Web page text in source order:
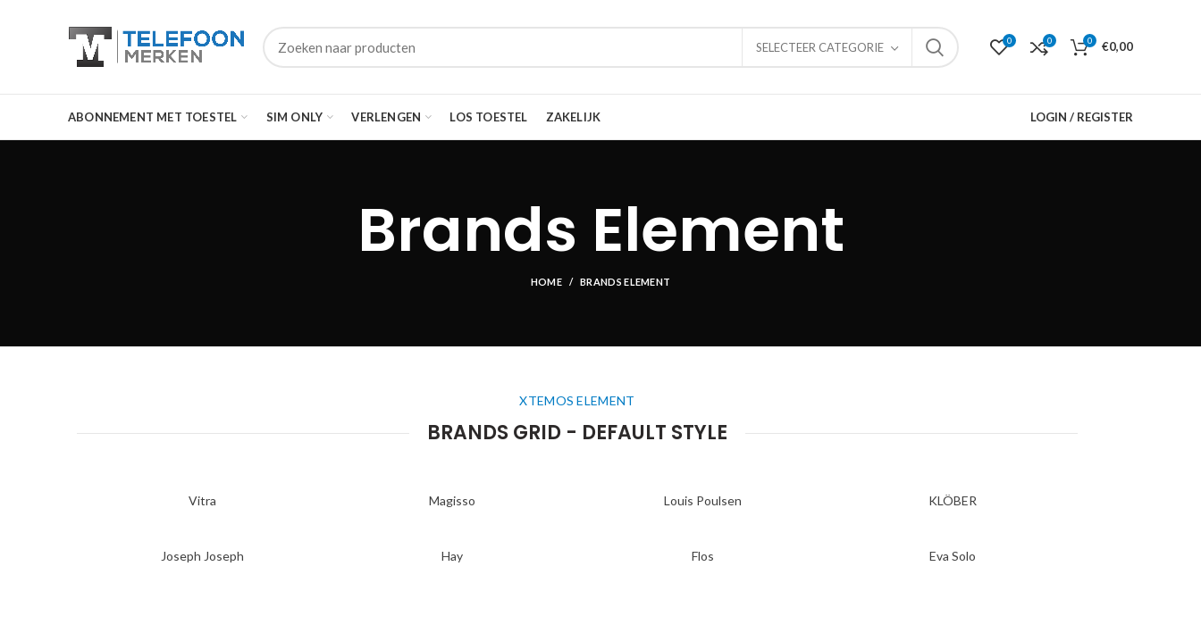
SELECTEER CATEGORIE 0 0 0 €0,00
ABONNEMENT MET TOESTEL SIM ONLY VERLENGEN LOS TOESTEL ZAKELIJK LOGIN / REGISTER
Brands Element
HOME BRANDS ELEMENT
XTEMOS ELEMENT
BRANDS GRID - DEFAULT STYLE
Vitra Magisso Louis Poulsen KLÖBER
Joseph Joseph Hay Flos Eva Solo